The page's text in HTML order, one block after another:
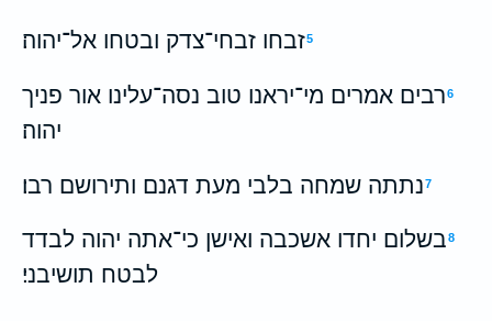
5זבחו זבחי־צדק ובטחו אל־יהוה׃
6רבים אמרים מי־יראנו טוב נסה־עלינו אור פניך
יהוה׃
7נתתה שמחה בלבי מעת דגנם ותירושם רבו׃
8בשלום יחדו אשכבה ואישן כי־אתה יהוה לבדד
לבטח תושיבני׃